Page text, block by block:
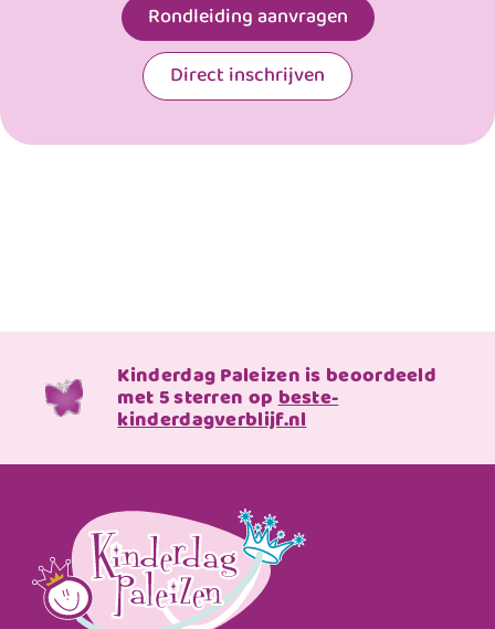
Rondleiding aanvragen
Direct inschrijven
Kinderdag Paleizen is beoordeeld
met 5 sterren opbeste-
kinderdagverblijf.nl